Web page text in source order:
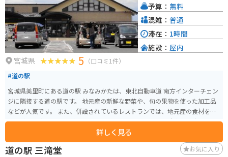
宮城県 5 （口コミ1件）
#道の駅
宮城県美里町にある道の駅 みなみかたは、東北自動車道 南方インターチェン
ジに隣接する道の駅です。 地元産の新鮮な野菜や、旬の果物を使った加工品
などが人気です。 また、併設されているレストランでは、地元産の食材を使
った料理を楽しむことができます。 バイクで訪れる場合、駐車場も広々とし
ださい。
詳しく見る
予算： 無料
混雑： 普通
滞在： 1時間
施設： 屋内
道の駅 三滝堂 お気に入り